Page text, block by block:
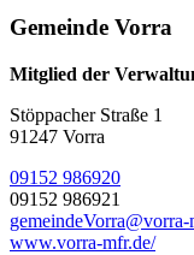
Gemeinde Vorra
Mitglied der
Stöppacher Straße 1
91247 Vorra
09152 986920
09152 986921
gemeindeVorra@vorra-
www.vorra-mfr.de/